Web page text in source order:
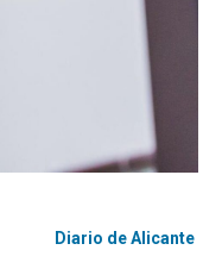
Diario de Alicante